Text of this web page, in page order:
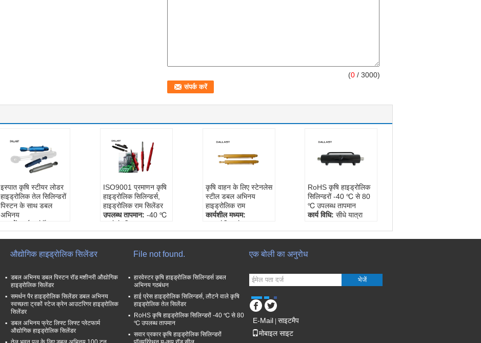
(0 / 3000)
इस्पात कृषि स्टीयर लोडर
हाइड्रोलिक तेल सिलिन्डरों
पिस्टन के साथ डबल
अभिनय
हलाइट
दबाव
सीधे यात्रा
महीने
ISO9001 प्रमाणन कृषि
हाइड्रोलिक सिलिन्डर्स,
हाइड्रोलिक राम सिलेंडर
उपलब्ध तापमान: -40 ℃
संरचना:पिस्टन सिलेंडर
कृषि वाहन के लिए स्टेनलेस
स्टील डबल अभिनय
हाइड्रोलिक राम
कार्यशील मध्यम:
जवानों:पार्कर, मेर्केल,
स्टेनलेस स्टील
RoHS कृषि हाइड्रोलिक
सिलिन्डरों -40 ℃ से 80
℃ उपलब्ध तापमान
कार्य विधि:सीधे यात्रा
करने के लिए 80 ℃
काम के दबाव:
औद्योगिक हाइड्रोलिक सिलेंडर
डबल अभिनय डबल पिस्टन रॉड मशीनरी औद्योगिक
हाइड्रोलिक सिलेंडर
समर्थन पैर हाइड्रोलिक सिलेंडर डबल अभिनय
स्वच्छता ट्रकों स्टेज क्रेन आउटरिगर हाइड्रोलिक
सिलेंडर
डबल अभिनय फ्रेट लिफ्ट लिफ्ट प्लेटफार्म
औद्योगिक हाइड्रोलिक सिलेंडर
File not found.
हारवेस्टर कृषि हाइड्रोलिक सिलिन्डर्स डबल
अभिनय गठबंधन
हाई प्रेस हाइड्रोलिक सिलिन्डर्स, लौटने वाले कृषि
हाइड्रोलिक तेल सिलेंडर
RoHS कृषि हाइड्रोलिक सिलिन्डरों -40 ℃ से 80
℃ उपलब्ध तापमान
सवार प्रकार कृषि हाइड्रोलिक सिलिन्डरों
एक बोली का अनुरोध
भेजें
E-Mail साइटमैप
मोबाइल साइट